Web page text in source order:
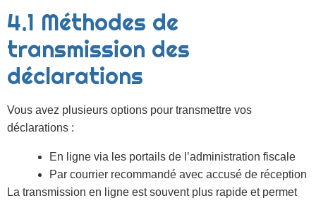
4.1 Méthodes de
transmission des
déclarations
Vous avez plusieurs options pour transmettre vos
déclarations :
En ligne via les portails de l’administration fiscale
Par courrier recommandé avec accusé de réception
La transmission en ligne est souvent plus rapide et permet